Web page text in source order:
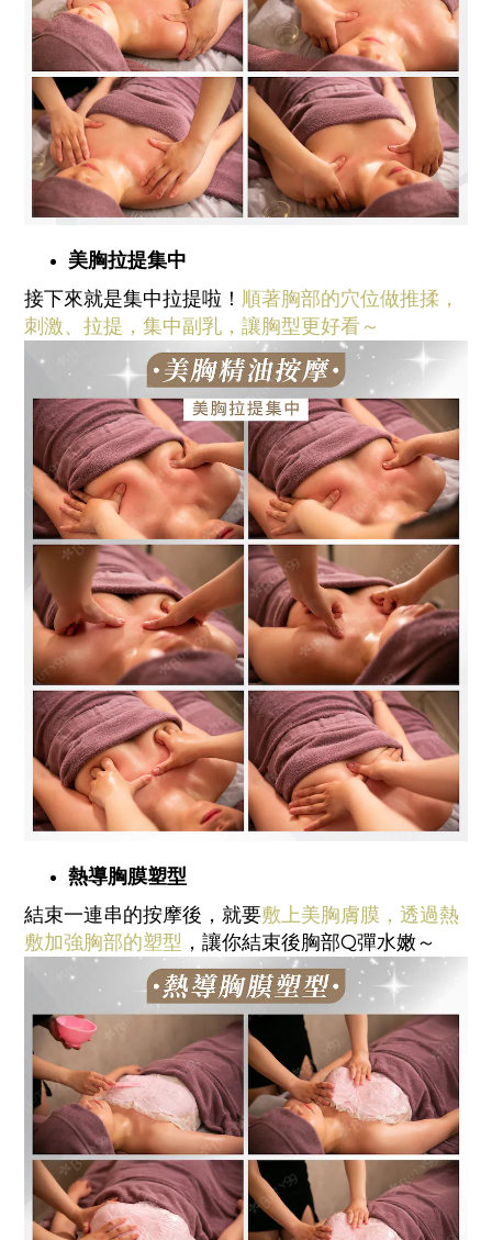
美胸拉提集中
接下來就是集中拉提啦！ 順著胸部的穴位做推揉，
刺激、拉提，集中副乳，讓胸型更好看～
熱導胸膜塑型
結束一連串的按摩後，就要敷上美胸膚膜，透過熱
敷加強胸部的塑型 ，讓你結束後胸部Q彈水嫩～